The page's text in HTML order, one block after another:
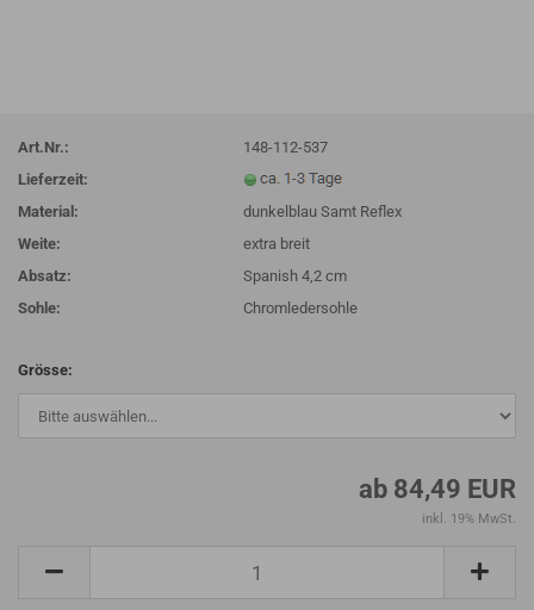
Art.Nr.:
148-112-537
Lieferzeit:
Material:
dunkelblau Samt Reflex
Weite:
extra breit
Absatz:
Spanish 4,2 cm
Sohle:
Chromledersohle
Grösse:
ab 84,49 EUR
inkl. 19% MwSt.